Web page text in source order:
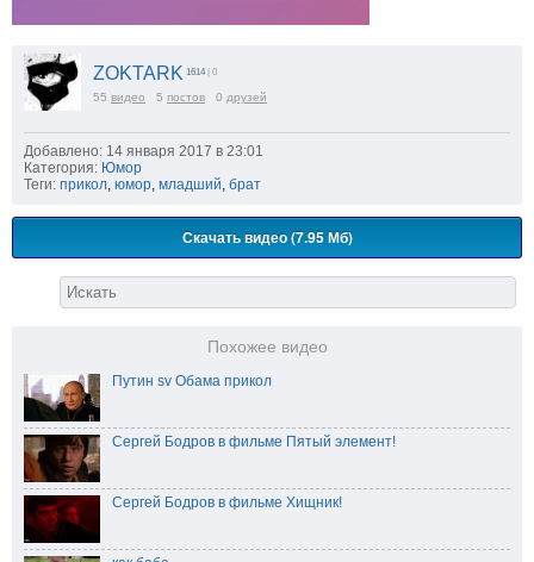
ZOKTARK 1614 | 0
55 видео 5 постов 0 друзей
Добавлено: 14 января 2017 в 23:01
Категория: Юмор
Теги: прикол юмор младший брат
Скачать видео (7.95 Мб)
Похожее видео
Путин sv Обама прикол
Сергей Бодров в фильме Пятый элемент!
Сергей Бодров в фильме Хищник!